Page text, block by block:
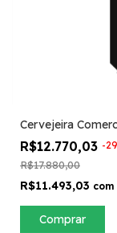
Cervejeira
R$12.770,03 -29
R$17.880,00
R$11.493,03 com
Comprar